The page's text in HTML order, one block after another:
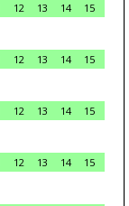
12 13 14
15
12 13 14
15
12 13 14
15
12 13 14
15